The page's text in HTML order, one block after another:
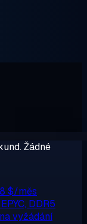
Žádné
$/měs
DDR5
vyžádání